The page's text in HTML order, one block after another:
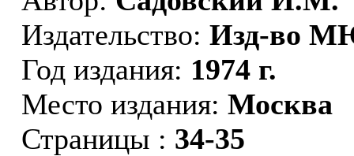
Издательство: Изд-во
Год издания: 1974 г.
Место издания: Москва
Страницы : 34-35